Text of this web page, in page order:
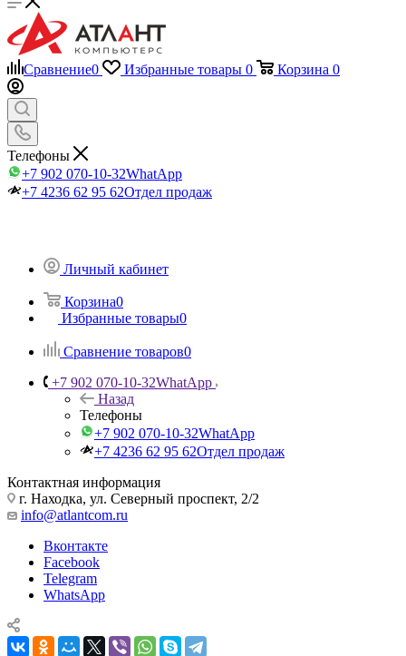
Сравнение0 Избранные товары 0 Корзина 0
Телефоны
+7 902 070-10-32WhatApp
+7 4236 62 95 62Отдел продаж
Личный кабинет
Корзина0
Избранные товары0
Сравнение товаров0
+7 902 070-10-32WhatApp
Назад
Телефоны
+7 902 070-10-32WhatApp
+7 4236 62 95 62Отдел продаж
Контактная информация
г. Находка, ул. Северный проспект, 2/2
info@atlantcom.ru
Вконтакте
Facebook
Telegram
WhatsApp